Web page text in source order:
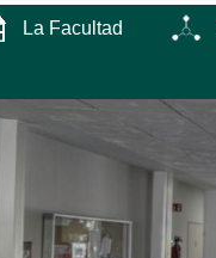
La Facultad